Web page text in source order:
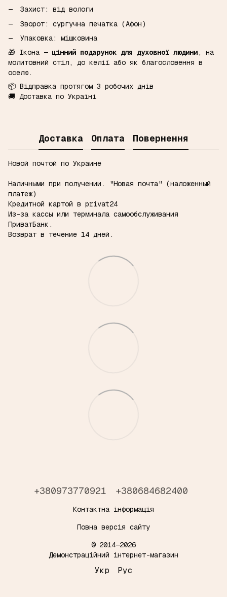
Захист: від вологи
Зворот: сургучна печатка (Афон)
Упаковка: мішковина
🎁 Ікона — цінний подарунок для духовної людини, на
молитовний стіл, до келії або як благословення в
оселю.
📦 Відправка протягом 3 робочих днів
🚚 Доставка по Україні
Доставка Оплата Повернення
Новой почтой по Украине
Наличными при получении.
"Новая почта" (наложенный
платеж)
Кредитной картой в privat24
Из-за кассы или терминала самообслуживания
ПриватБанк.
Возврат в течение 14 дней.
+380973770921 +380684682400
Контактна інформація
Повна версія сайту
© 2014—2026
Демонстраційний інтернет-магазин
Укр Рус